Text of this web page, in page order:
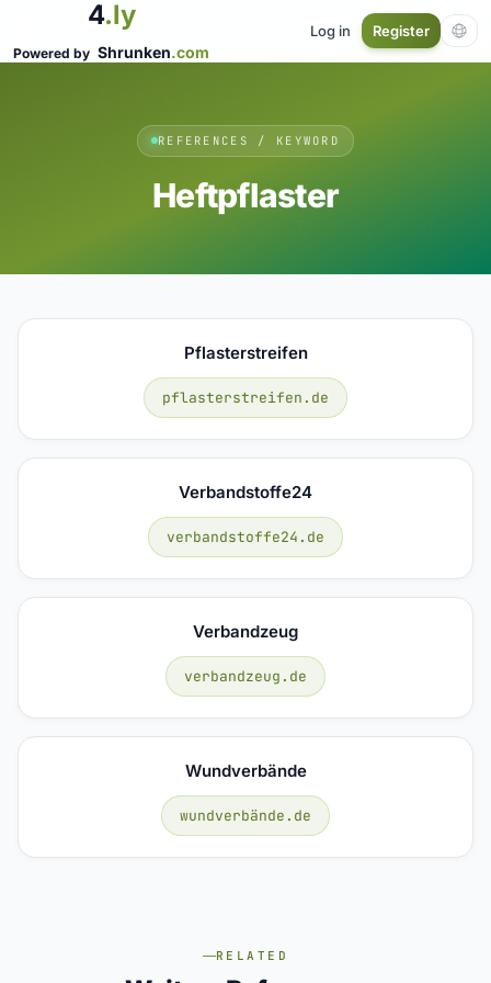
4.ly
Powered by Shrunken.com
Log in Register
REFERENCES / KEYWORD
Heftpflaster
Pflasterstreifen
pflasterstreifen.de
Verbandstoffe24
verbandstoffe24.de
Verbandzeug
verbandzeug.de
Wundverbände
wundverbände.de
RELATED